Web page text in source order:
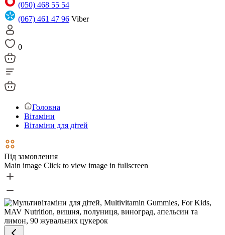
(050) 468 55 54
(067) 461 47 96 Viber
0
Головна
Вітаміни
Вітаміни для дітей
Під замовлення
Main image Click to view image in fullscreen